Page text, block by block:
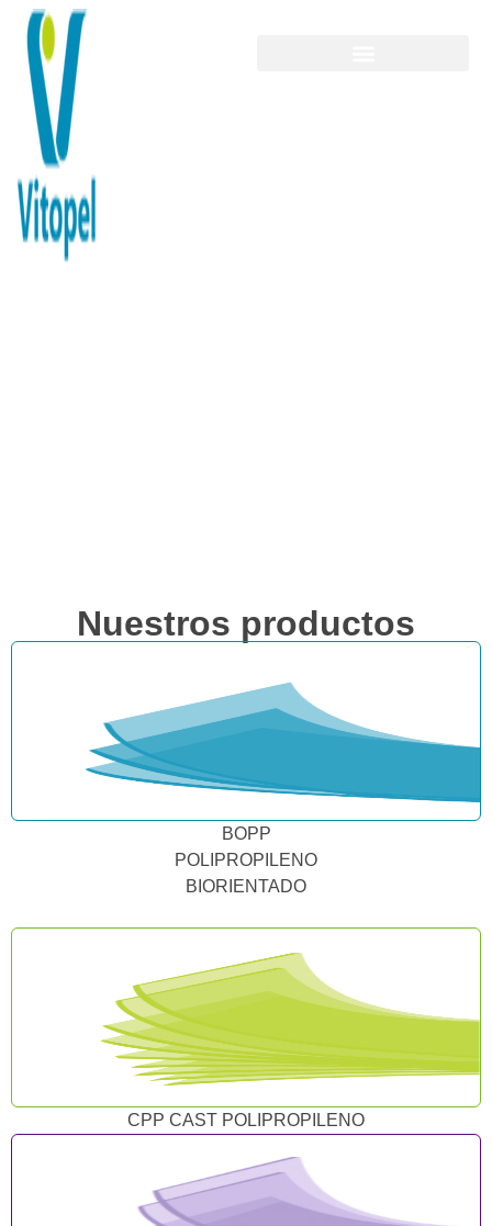
Nuestros productos
BOPP
POLIPROPILENO
BIORIENTADO
CPP CAST POLIPROPILENO